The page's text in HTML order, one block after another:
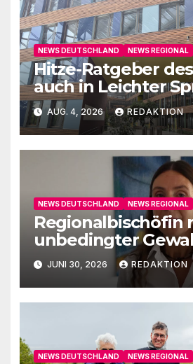
NEWS DEUTSCHLAND NEWS REGIONAL
Hitze-Ratgeber
auch in Leichter
AUG. 4, 2026 REDAKTION
NEWS DEUTSCHLAND NEWS REGIONAL
Regionalbischöfin
unbedingter
aufJUNI 30, 2026 REDAKTION
NEWS DEUTSCHLAND NEWS REGIONAL